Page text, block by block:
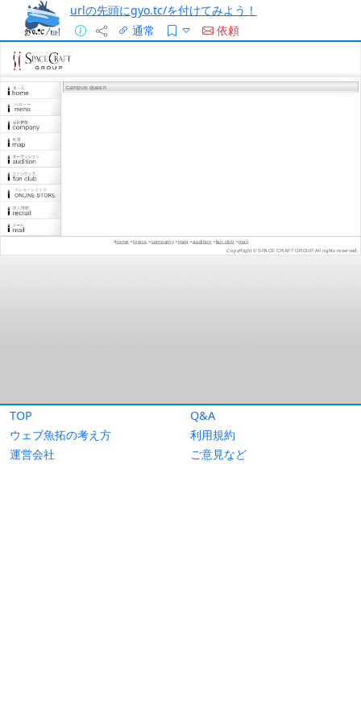
urlの先頭にgyo.tc/を付けてみよう！
通常
依頼
TOP
Q&A
ウェブ魚拓の考え方
利用規約
運営会社
ご意見など